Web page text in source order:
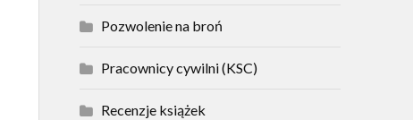
Pozwolenie na broń
Pracownicy cywilni (KSC)
Recenzje książek